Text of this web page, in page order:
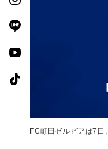
FC町田ゼルビアは7日